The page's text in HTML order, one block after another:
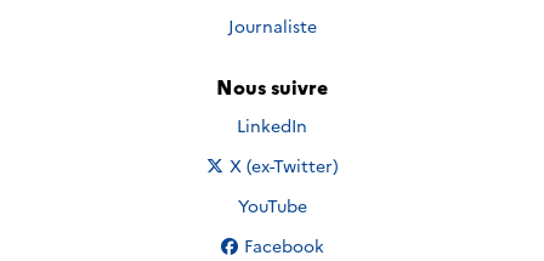
Journaliste
Nous suivre
Nous suivre sur
LinkedIn
Nous suivre sur
X (ex-Twitter)
Nous suivre sur
YouTube
Nous suivre sur
Facebook